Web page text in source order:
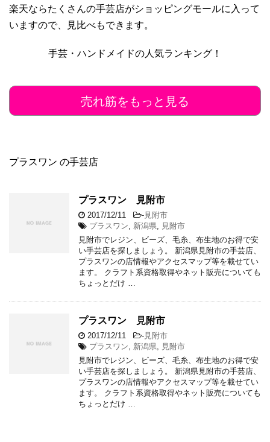
楽天ならたくさんの手芸店がショッピングモールに入って
いますので、見比べもできます。
手芸・ハンドメイドの人気ランキング！
売れ筋をもっと見る
プラスワン の手芸店
プラスワン 見附市
2017/12/11 -見附市
プラスワン
新潟県
見附市
見附市でレジン、ビーズ、毛糸、布生地のお得で安
い手芸店を探しましょう。 新潟県見附市の手芸店、
プラスワンの店情報やアクセスマップ等を載せてい
ます。 クラフト系資格取得やネット販売についても
ちょっとだけ …
プラスワン 見附市
2017/12/11 -見附市
プラスワン
新潟県
見附市
見附市でレジン、ビーズ、毛糸、布生地のお得で安
い手芸店を探しましょう。 新潟県見附市の手芸店、
プラスワンの店情報やアクセスマップ等を載せてい
ます。 クラフト系資格取得やネット販売についても
ちょっとだけ …